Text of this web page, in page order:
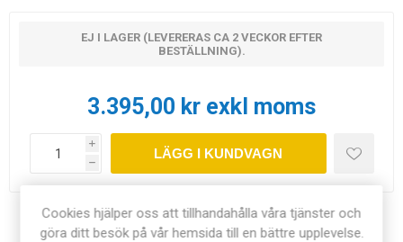
EJ I LAGER (LEVERERAS CA 2 VECKOR EFTER
BESTÄLLNING).
3.395,00 kr exkl moms
i
h
LÄGG I KUNDVAGN
Dela:
Cookies hjälper oss att tillhandahålla våra tjänster och
göra ditt besök på vår hemsida till en bättre upplevelse.